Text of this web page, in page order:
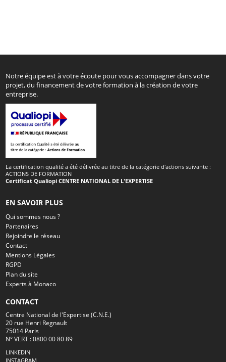
Notre équipe est à votre écoute pour vous accompagner dans votre
projet, du financement de votre formation à la création de votre
entreprise.
La certification qualité a été délivrée au titre de la catégorie d'actions suivante :
ACTIONS DE FORMATION
Certificat Qualiopi CENTRE NATIONAL DE L'EXPERTISE
EN SAVOIR PLUS
Qui sommes nous ?
Partenaires
Rejoindre le réseau
Contact
Mentions Légales
RGPD
Plan du site
Experts à Monaco
CONTACT
Centre National de l'Expertise (C.N.E.)
20 rue Henri Regnault
75014 Paris
N° VERT : 0800 00 80 89
LINKEDIN
INSTAGRAM